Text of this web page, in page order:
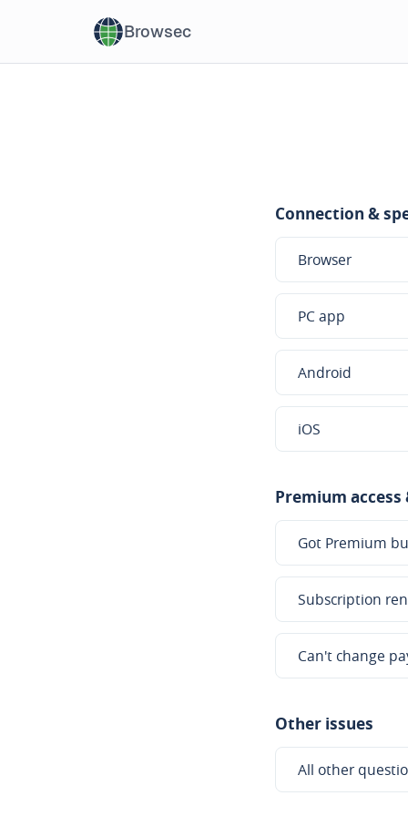
Browsec
Connection &
Browser
PC app
Android
iOS
Premium
Got Premium
Subscription
Can't change
Other issues
All other